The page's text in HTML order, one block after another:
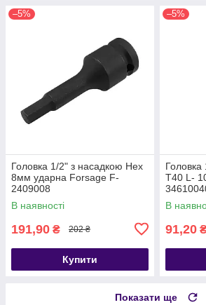
–5%
Головка 1/2" з насадкою Hex
8мм ударна Forsage F-
2409008
В наявності
191,90 ₴ 202 ₴
Купити
–5%
T40 L-
В
91,20
Показати ще